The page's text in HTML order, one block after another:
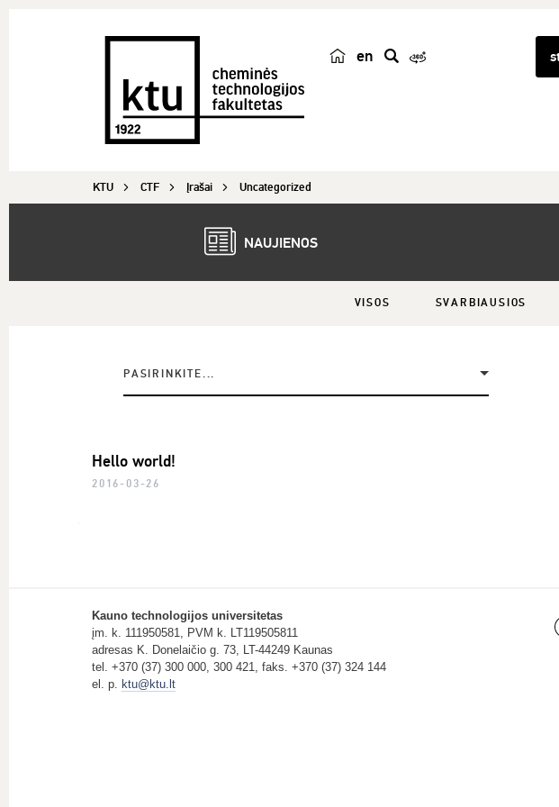
en
KTU CTF Įrašai Uncategorized
NAUJIENOS
VISOS SVARBIAUSIOS
PASIRINKITE...
Hello world!
2016-03-26
Kauno technologijos universitetas
įm. k. 111950581, PVM k. LT119505811
adresas K. Donelaičio g. 73, LT-44249 Kaunas
tel. +370 (37) 300 000, 300 421, faks. +370 (37) 324 144
el. p. ktu@ktu.lt